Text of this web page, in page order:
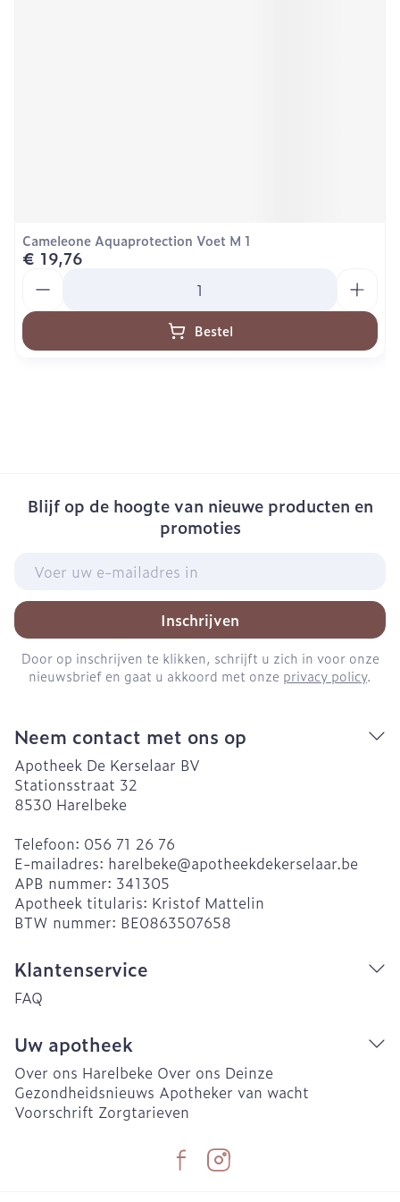
Cameleone Aquaprotection Voet M 1
€ 19,76
Bestel
Blijf op de hoogte van nieuwe producten en
promoties
Inschrijven
Door op inschrijven te klikken, schrijft u zich in voor onze
nieuwsbrief en gaat u akkoord met onze privacy policy.
Neem contact met ons op
Apotheek De Kerselaar BV
Stationsstraat 32
8530 Harelbeke
Telefoon: 056 71 26 76
E-mailadres: harelbeke@apotheekdekerselaar.be
APB nummer: 341305
Apotheek titularis: Kristof Mattelin
BTW nummer: BE0863507658
Klantenservice
FAQ
Uw apotheek
Over ons Harelbeke Over ons Deinze
Gezondheidsnieuws Apotheker van wacht
Voorschrift Zorgtarieven